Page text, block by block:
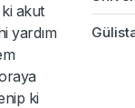
akut
yardım
ki